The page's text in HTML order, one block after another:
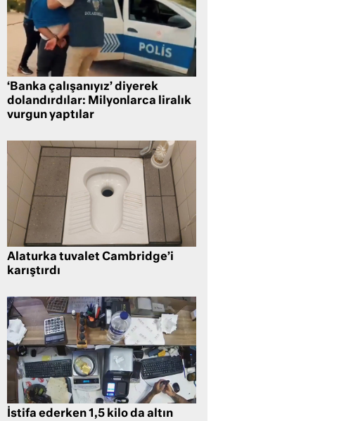
‘Banka çalışanıyız’ diyerek
dolandırdılar: Milyonlarca liralık
vurgun yaptılar
Alaturka tuvalet Cambridge’i
karıştırdı
İstifa ederken 1,5 kilo da altın